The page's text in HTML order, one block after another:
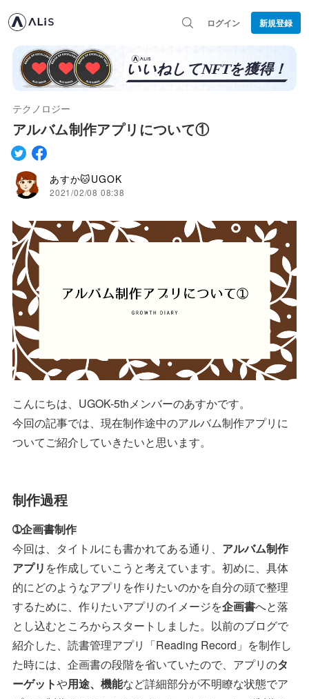
ログイン 新規登録
テクノロジー
アルバム制作アプリについて①
あすか🐱UGOK
2021/02/08 08:38
こんにちは、UGOK-5thメンバーのあすかです。
今回の記事では、現在制作途中のアルバム制作アプリに
ついてご紹介していきたいと思います。
制作過程
➀企画書制作
今回は、タイトルにも書かれてある通り、 アルバム制作
アプリ を作成していこうと考えています。初めに、具体
的にどのようなアプリを作りたいのかを自分の頭で整理
するために、作りたいアプリのイメージを企画書へと落
とし込むところからスタートしました。以前のブログで
紹介した、読書管理アプリ「Reading Record」を制作し
た時には、企画書の段階を省いていたので、アプリのタ
ーゲットや用途、機能など詳細部分が不明瞭な状態でア